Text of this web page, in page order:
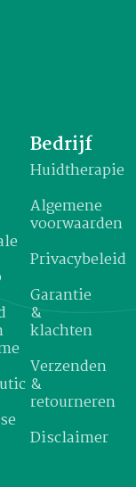
Bedrijf
Huidtherapie
Algemene
voorwaarden
Privacybeleid
Garantie
&
klachten
Verzenden
&
retourneren
Disclaimer